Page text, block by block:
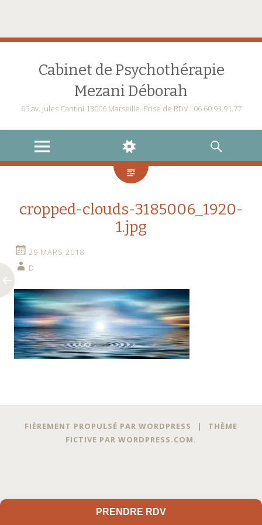
Cabinet de Psychothérapie
Mezani Déborah
65 av. Jules Cantini 13006 Marseille. Prise de RDV : 06.60.93.91.77
MENU
WIDGETS
RECHERCHE
cropped-clouds-3185006_1920-
1.jpg
29 MARS 2018
D
Navigation
FIÈREMENT PROPULSÉ PAR WORDPRESS |
THÈME
FICTIVE PAR WORDPRESS.COM.
PRENDRE RDV